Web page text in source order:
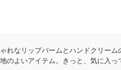
れなリップバームとハンドクリー
のよいアイテム。きっと、気に入っ